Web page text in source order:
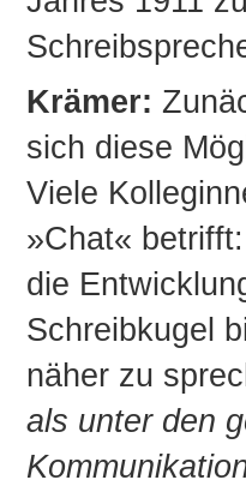
Krämer:
sich diese
Viele
»Chat«
die
Schreibkugel
näher zu
als unter den